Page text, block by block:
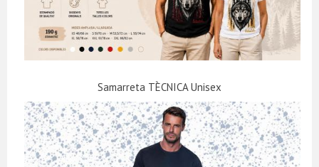
Samarreta TÈCNICA Unisex